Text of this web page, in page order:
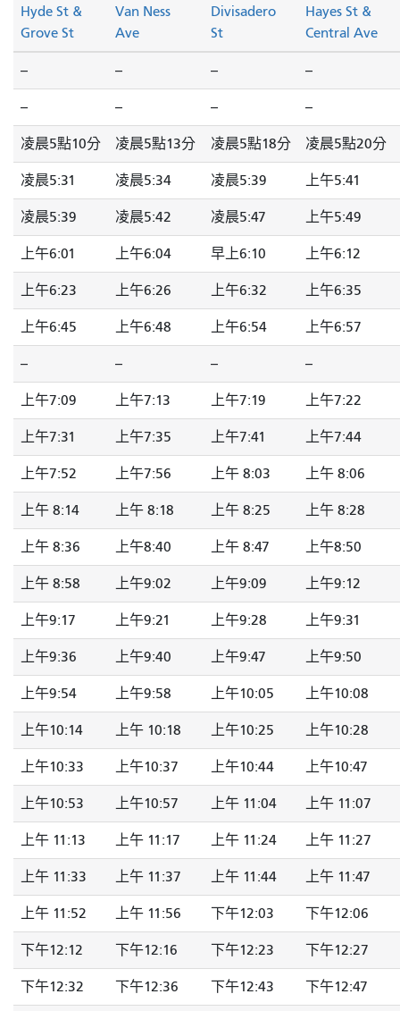
Hyde St &
Grove St
Van Ness
Ave
Divisadero
St
Hayes St &
Central Ave
-- -- -- --
-- -- -- --
凌晨5點10分 凌晨5點13分 凌晨5點18分 凌晨5點20分
凌晨5:31 凌晨5:34 凌晨5:39 上午5:41
凌晨5:39 凌晨5:42 凌晨5:47 上午5:49
上午6:01 上午6:04 早上6:10 上午6:12
上午6:23 上午6:26 上午6:32 上午6:35
上午6:45 上午6:48 上午6:54 上午6:57
-- -- -- --
上午7:09 上午7:13 上午7:19 上午7:22
上午7:31 上午7:35 上午7:41 上午7:44
上午7:52 上午7:56 上午 8:03 上午 8:06
上午 8:14 上午 8:18 上午 8:25 上午 8:28
上午 8:36 上午8:40 上午 8:47 上午8:50
上午 8:58 上午9:02 上午9:09 上午9:12
上午9:17 上午9:21 上午9:28 上午9:31
上午9:36 上午9:40 上午9:47 上午9:50
上午9:54 上午9:58 上午10:05 上午10:08
上午10:14 上午 10:18 上午10:25 上午10:28
上午10:33 上午10:37 上午10:44 上午10:47
上午10:53 上午10:57 上午 11:04 上午 11:07
上午 11:13 上午 11:17 上午 11:24 上午 11:27
上午 11:33 上午 11:37 上午 11:44 上午 11:47
上午 11:52 上午 11:56 下午12:03 下午12:06
下午12:12 下午12:16 下午12:23 下午12:27
下午12:32 下午12:36 下午12:43 下午12:47